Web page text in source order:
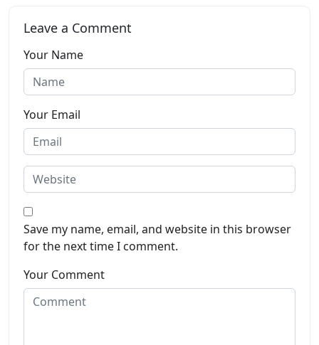
Leave a Comment
Your Name
Your Email
Save my name, email, and website in this browser
for the next time I comment.
Your Comment